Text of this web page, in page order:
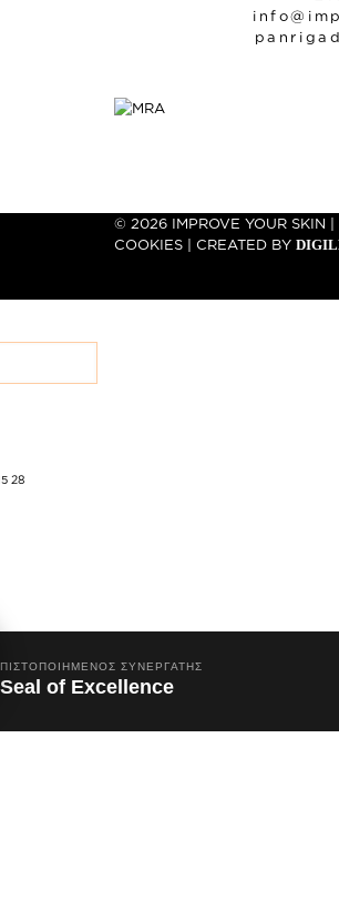
© 2026 IMPROVE YOUR SKIN |
COOKIES| CREATED BY
28
ΠΙΣΤΟΠΟΙΗΜΈΝΟΣ ΣΥΝΕΡΓΆΤΗΣ
Seal of Excellence